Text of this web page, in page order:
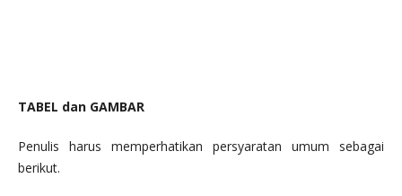
TABEL dan GAMBAR
Penulis harus memperhatikan persyaratan umum sebagai
berikut.